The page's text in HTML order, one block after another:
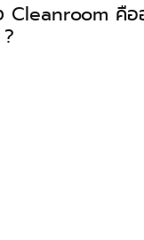
Cleanroom คืออ